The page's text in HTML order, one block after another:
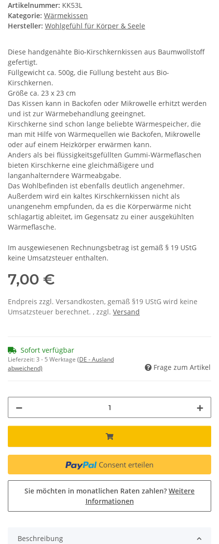
Artikelnummer: KK53L
Kategorie: Wärmekissen
Hersteller: Wohlgefühl für Körper & Seele
Diese handgenähte Bio-Kirschkernkissen aus Baumwollstoff
gefertigt.
Füllgewicht ca. 500g, die Füllung besteht aus Bio-
Kirschkernen.
Größe ca. 23 x 23 cm
Das Kissen kann in Backofen oder Mikrowelle erhitzt werden
und ist zur Wärmebehandlung geeingnet.
Kirschkerne sind schon lange beliebte Wärmespeicher, die
man mit Hilfe von Wärmequellen wie Backofen, Mikrowelle
oder auf einem Heizkörper erwärmen kann.
Anders als bei flüssigkeitsgefüllten Gummi-Wärmeflaschen
bieten Kirschkerne eine gleichmäßigere und
langanhalterndere Wärmeabgabe.
Das Wohlbefinden ist ebenfalls deutlich angenehmer.
Außerdem wird ein kaltes Kirschkernkissen nicht als
unangenehm empfunden, da es die Körperwärme nicht
schlagartig ableitet, im Gegensatz zu einer ausgekühlten
Wärmeflasche.
Im ausgewiesenen Rechnungsbetrag ist gemäß § 19 UStG
keine Umsatzsteuer enthalten.
7,00 €
Endpreis zzgl. Versandkosten, gemäß §19 UStG wird keine
Umsatzsteuer berechnet. , zzgl. Versand
Sofort verfügbar
Lieferzeit:3 - 5 Werktage (DE - Ausland
abweichend)
Frage zum Artikel
Consent erteilen
Sie möchten in monatlichen Raten zahlen? Weitere
Informationen
Beschreibung